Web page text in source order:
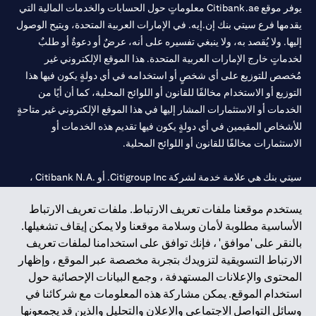
المودعة متاحة لإجراء مزيد من المعاملات أو سحبها لحين تنفيذ الطلب أو
إلغاؤه أو انتهاء صلاحيته.
قد لا يكون من الممكن تنفيذ طلب ما عندما يصل سعر السوق إلى سعر
المراقبة خلال المدة المحددة، وذلك لأسباب خارجة عن سيطرتنا ومن حين
لآخر. تشمل هذه الأسباب على سبيل المثال لا الحصر تقلبات السوق أو أن
السيولة المتوفرة لعملة معينة لا تتيح تأكيد الطلب في السوق بسعر
المراقبة الذي تحدده. يرجى ملاحظة أننا لا نتحمل أي مسؤولية عن أي
خسارة أو تكاليف أو مطالبة تنشأ عن أو فيما يتعلق بهذه الظروف. سيظل
الطلب ساريًا لحين انتهاء المدة المحددة.
يستخدم موقعنا ملفات تعريف الارتباط. ملفات تعريف الارتباط
الأساسية مطلوبة لأمان وسلامة موقعنا ولا يمكن إيقاف تشغيلها.
بالنقر على 'موافق' ، فإنك توافق على استخدامنا لملفات تعريف
الارتباط التسويقية لتزويدك بتجربة مخصصة عبر الموقع ، وإظهار
المحتوى والإعلانات المستهدفة ، وجمع البيانات الإحصائية حول
استخدام الموقع. يمكن مشاركة هذه المعلومات مع شركائنا في
وسائل التواصل الاجتماعي والإعلان والتحليل والذين قد يجمعونها
يوفر موقع Citibank.ae معلوماتٍ حول الحسابات والخدمات المالية التي
يقدمها فرع سيتي بنك إن.إيه. في الإمارات العربية المتحدة، ويتيح الوصول
إليها. ولا يُقصد به، ولا ينبغي تفسيره على أنه، عرضٌ أو دعوةٌ أو طلبٌ
لخدماتٍ خارج الإمارات العربية المتحدة. هذا الموقع الإلكتروني غير
مُخصص للتوزيع على أي شخصٍ أو استخدامه في أي دولةٍ يكون فيها هذا
التوزيع أو الاستخدام مخالفًا للقانون أو اللوائح المحلية، كما أن أيًا من
الخدمات أو الاستثمارات المشار إليها في هذا الموقع الإلكتروني غير متاحةٍ
للأشخاص المقيمين في أي دولةٍ يكون فيها تقديم هذه الخدمات أو
الاستثمارات مخالفًا للقانون أو اللوائح المحلية.
سيتي بنك هي علامة خدمة لشركة Citigroup Inc. أو .Citibank N.A ،
سيتي بنك إن. إيه. الإمارات مسجل لدى مصرف الإمارات المركزي تحت
أرقام التراخيص 202563 لفرع الوصل في دبي، 531989 لفرع مول
الإمارات في دبي، وCN-1002019لفرع أبوظبي. هاتف: 4000 311 04.
فرع سيتي بنك إن إيه - الإمارات العربية المتحدة مرخص من مصرف
الإمارات العربية المتحدة المركزي كفرع لبنك أجنبي.
سيتي بنك إن إيه الإمارات العربية المتحدة مرخص من هيئة الأوراق المالية